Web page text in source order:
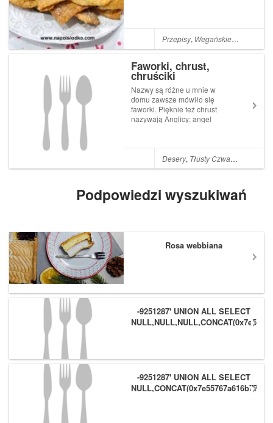
Przepisy, Wegańskie,Ksylitol
Faworki, chrust,
chruściki
Nazwy są różne u mnie w
domu zawsze mówiło się
faworki. Pięknie też chrust
nazywają Anglicy: angel
pewnością robiłabym je
częściej Z racji zbliżającego ...
Desery, Tłusty Czwartek
Podpowiedzi wyszukiwań
Rosa webbiana
-9251287' UNION ALL SELECT
-9251287' UNION ALL SELECT
NULL,CONCAT(0x7e55767a616b77,